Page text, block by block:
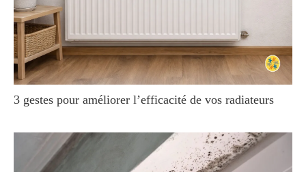
3 gestes pour améliorer l’efficacité de vos radiateurs